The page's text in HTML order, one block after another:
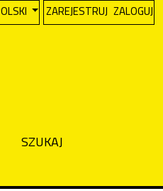
THE LANGUAGE. THE
ZAREJESTRUJ ZALOGUJ
SZUKAJ